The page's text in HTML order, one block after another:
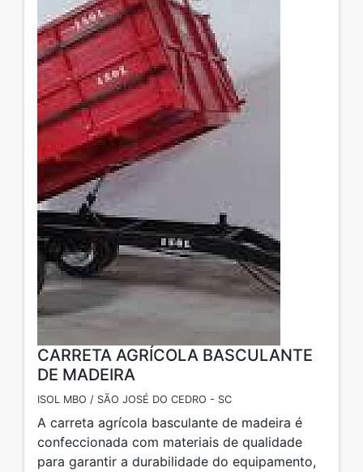
CARRETA AGRÍCOLA BASCULANTE
DE MADEIRA
ISOL MBO / SÃO JOSÉ DO CEDRO - SC
A carreta agrícola basculante de madeira é
confeccionada com materiais de qualidade
para garantir a durabilidade do equipamento,